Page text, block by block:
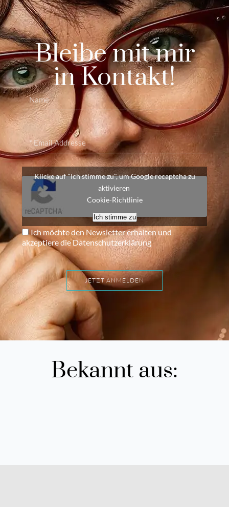
Bleibe mit mir
in Kontakt!
Klicke auf "Ich stimme zu", um Google recaptcha zu
aktivieren
Cookie-Richtlinie
Ich stimme zu
Ich möchte den Newsletter erhalten und
akzeptiere die Datenschutzerklärung
JETZT ANMELDEN
Bekannt aus: